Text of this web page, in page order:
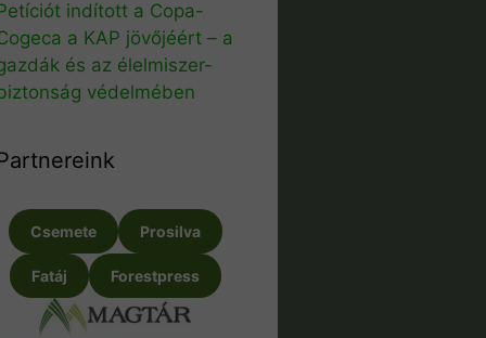
indított a Copa-
a KAP jövőjéért – a
és az élelmiszer-
védelmében
Csemete Prosilva
Fatáj Forestpress